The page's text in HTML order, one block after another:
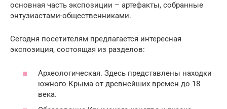
основная часть экспозиции – артефакты, собранные
энтузиастами-общественниками.
Сегодня посетителям предлагается интересная
экспозиция, состоящая из разделов:
Археологическая. Здесь представлены находки
южного Крыма от древнейших времен до 18
века.